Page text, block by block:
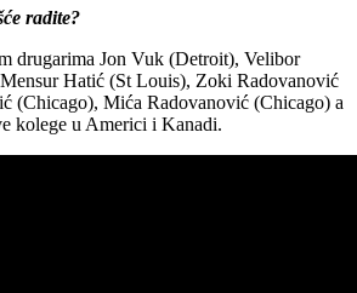
radite?
drugarima Jon Vuk (Detroit), Velibor
Hatić (St Louis), Zoki Radovanović
(Chicago), Mića Radovanović (Chicago) a
kolege u Americi i Kanadi.